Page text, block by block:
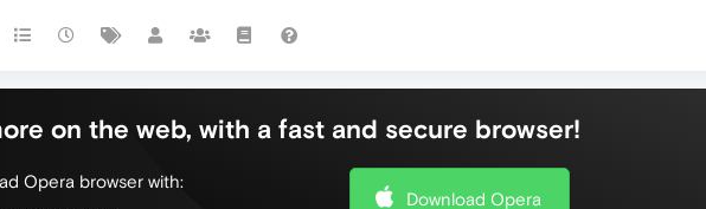
on the web, with a fast and secure browser!
Opera browser with:
Download Opera